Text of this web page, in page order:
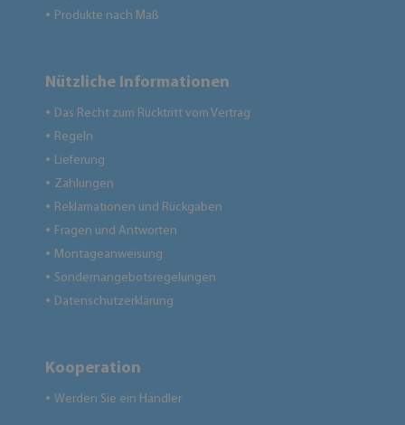
● Produkte nach Maß
Nützliche Informationen
● Das Recht zum Rücktritt vom Vertrag
● Regeln
● Lieferung
● Zahlungen
● Reklamationen und Rückgaben
● Fragen und Antworten
● Montageanweisung
● Sondernangebotsregelungen
● Datenschutzerklärung
Kooperation
● Werden Sie ein Händler